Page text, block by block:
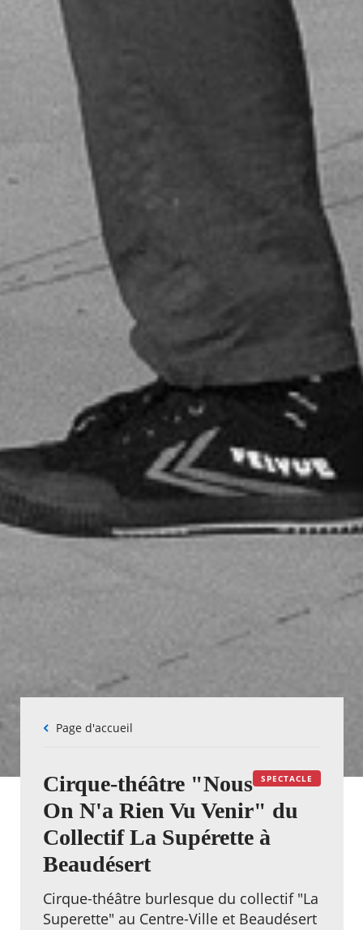
Fil
Page d'accueil
SPECTACLE
Cirque-théâtre "Nous
On N'a Rien Vu Venir" du
Collectif La Supérette à
Beaudésert
Cirque-théâtre burlesque du collectif "La
Superette" au Centre-Ville et Beaudésert